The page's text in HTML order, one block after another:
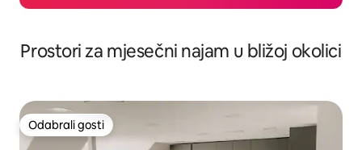
Prostori za mjesečni najam u bližoj okolici
Odabrali gosti
Odabrali gosti